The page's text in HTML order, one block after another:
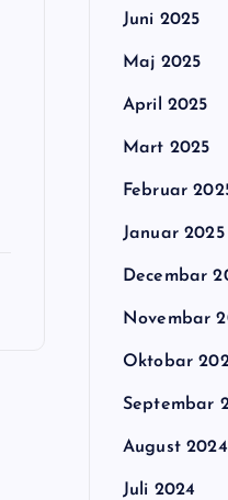
Juni 2025
Maj 2025
April 2025
Mart 2025
Februar
Januar 2025
Decembar
Novembar
Oktobar
Septembar
August 2024
Juli 2024